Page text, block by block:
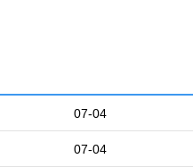
07-04
07-04